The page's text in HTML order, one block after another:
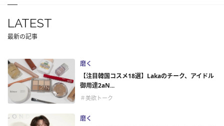
LATEST
最新の記事
磨く
【注目韓国コスメ18選】Lakaのチーク、アイドル
御用達2aN...
＃美欲トーク
磨く